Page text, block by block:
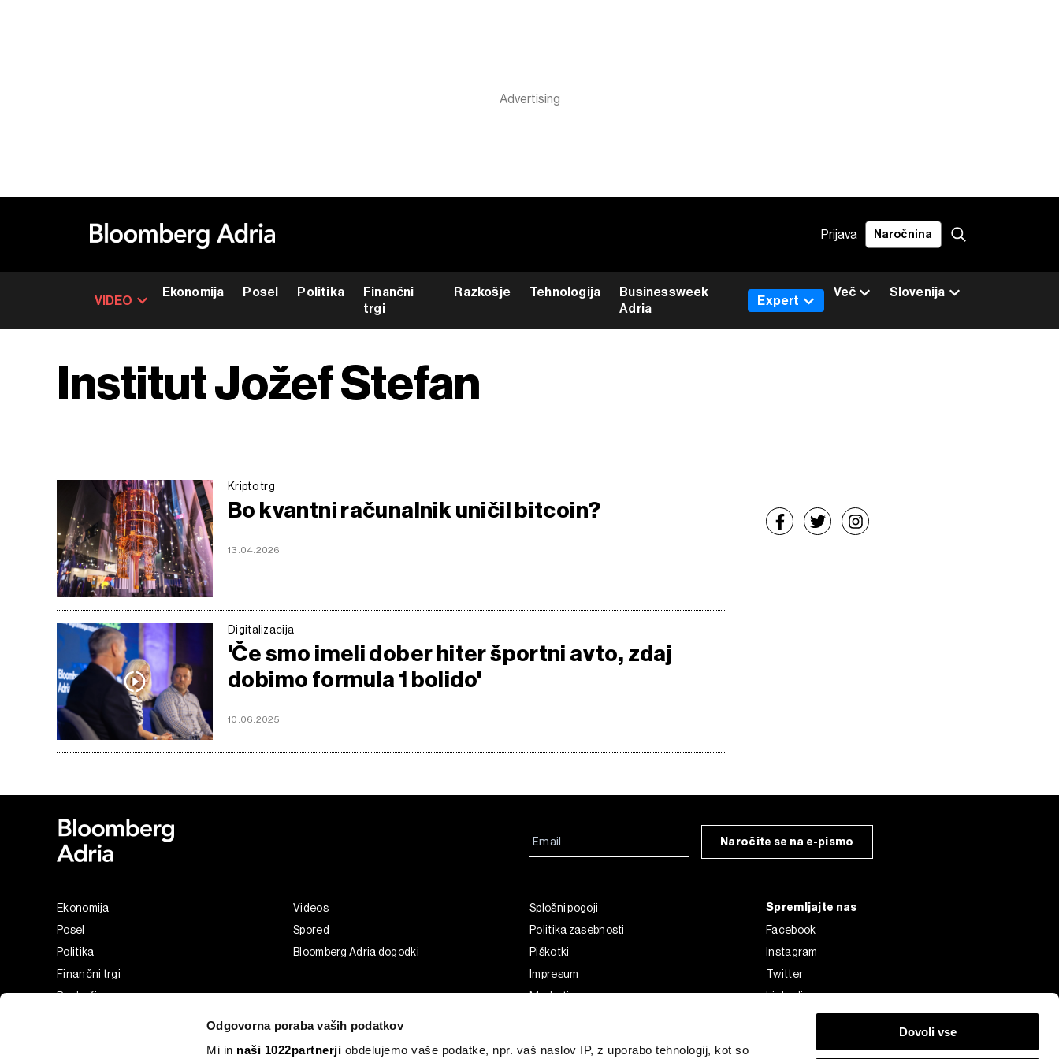
Odgovorna poraba vaših podatkov
Mi in naši 1022partnerji obdelujemo vaše podatke, npr. vaš naslov IP, z uporabo tehnologij, kot so
Dovoli vse
Prijava Naročnina
VIDEO
Ekonomija Posel Politika
Finančni
trgi
Razkošje Tehnologija
Businessweek
Adria
Slovenija
Expert
Več
Institut Jožef Stefan
Kripto trg
Bo kvantni računalnik uničil bitcoin?
13.04.2026
Digitalizacija
'Če smo imeli dober hiter športni avto, zdaj
dobimo formula 1 bolido'
10.06.2025
Naročite se na e-pismo
Ekonomija
Posel
Politika
Finančni trgi
Razkošje
Videos
Spored
Bloomberg Adria dogodki
Splošni pogoji
Politika zasebnosti
Piškotki
Impresum
Marketing
Spremljajte nas
Facebook
Instagram
Twitter
Linkedin